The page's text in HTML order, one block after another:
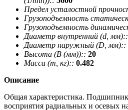
Предел усталостной
Грузоподъемность
Грузоподъемность
Диаметр внутренний (d, мм)::
Диаметр наружный (D, мм)::
Высота (В (мм)):: 20
Масса (m, кг):: 0.482
Описание
Общая характеристика.
восприятия радиальных и осевых